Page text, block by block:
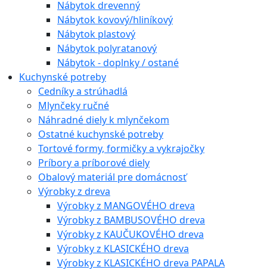
Nábytok drevenný
Nábytok kovový/hliníkový
Nábytok plastový
Nábytok polyratanový
Nábytok - doplnky / ostané
Kuchynské potreby
Cedníky a strúhadlá
Mlynčeky ručné
Náhradné diely k mlynčekom
Ostatné kuchynské potreby
Tortové formy, formičky a vykrajočky
Príbory a príborové diely
Obalový materiál pre domácnosť
Výrobky z dreva
Výrobky z MANGOVÉHO dreva
Výrobky z BAMBUSOVÉHO dreva
Výrobky z KAUČUKOVÉHO dreva
Výrobky z KLASICKÉHO dreva
Výrobky z KLASICKÉHO dreva PAPALA